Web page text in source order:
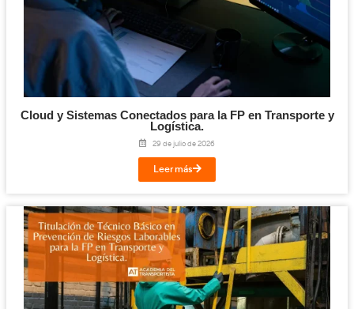
¡Compártelo!
Facebook Twitter LinkedIn
Email Imprimir